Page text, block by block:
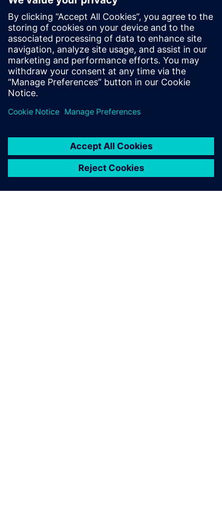
Olvassa el a blogot
Szerezzen új perspektívákat a PLM Components és
általában a PLM piacra vonatkozóan.
Látogasson el a PLM Components blogjára